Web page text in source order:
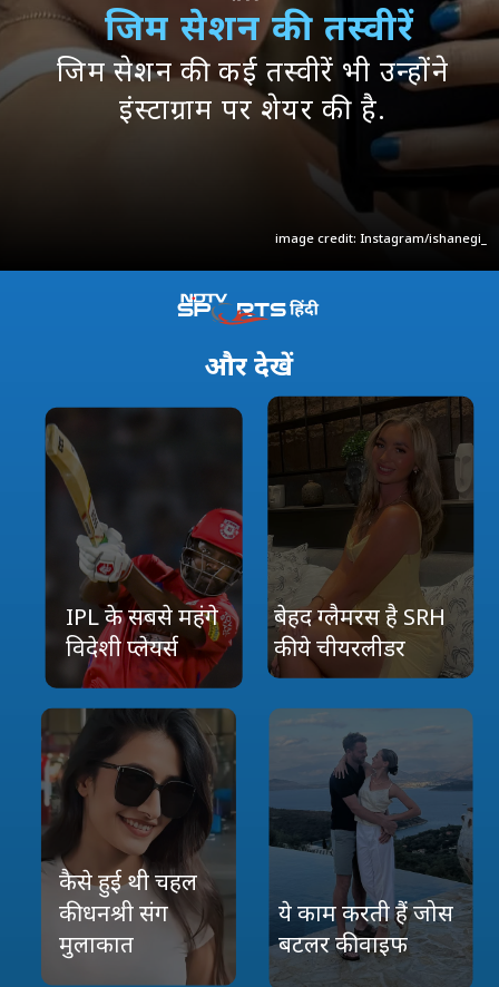
जिम सेशन की तस्वीरें
जिम सेशन की कई तस्वीरें भी उन्होंने
इंस्टाग्राम पर शेयर की है.
image credit: Instagram/ishanegi_
औरदेखें
बेहद ग्लैमरस है SRH
की ये चीयरलीडर
कैसे हुई थी चहल
की धनश्री संग
मुलाकात
ये काम करती हैं जोस
बटलर की वाइफ
IPL के सबसे महंगे
विदेशी प्‍लेयर्स